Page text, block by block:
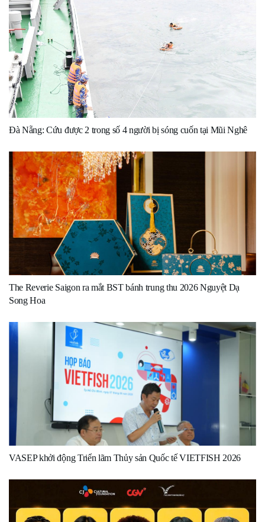
Đà Nẵng: Cứu được 2 trong số 4 người bị sóng cuốn tại Mũi Nghê
The Reverie Saigon ra mắt BST bánh trung thu 2026 Nguyệt Dạ
Song Hoa
VASEP khởi động Triển lãm Thủy sản Quốc tế VIETFISH 2026